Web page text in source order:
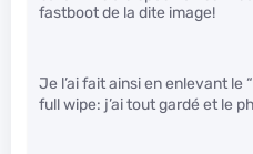
fastboot de la dite image!
Je l’ai fait ainsi en enlevant
full wipe: j’ai tout gardé et le